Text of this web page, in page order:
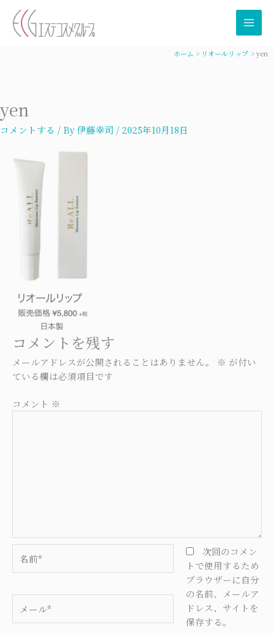
ホーム リオールリップ yen
yen
コメントする / By伊藤幸司 / 2025年10月18日
コメントを残す
メールアドレスが公開されることはありません。 ※ が付い
ている欄は必須項目です
コメント ※
前
ー
次回のコメン
トで使用するため
ブラウザーに自分
の名前、メールア
ドレス、サイトを
保存する。